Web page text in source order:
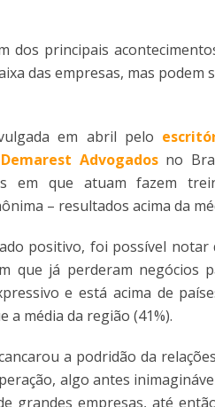
dos principais
das empresas, mas
em abril pelo
Advogados no
em que atuam fazem
– resultados acima da
positivo, foi possível notar
que já perderam negócios
e está acima de
a média da região (41%).
a podridão da
algo antes
grandes empresas, até